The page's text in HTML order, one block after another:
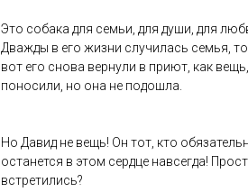
Это собака для семьи, для души, для
Дважды в его жизни случилась семья,
вот его снова вернули в приют, как
поносили, но она не подошла.
Но Давид не вещь! Он тот, кто
останется в этом сердце навсегда!
встретились?